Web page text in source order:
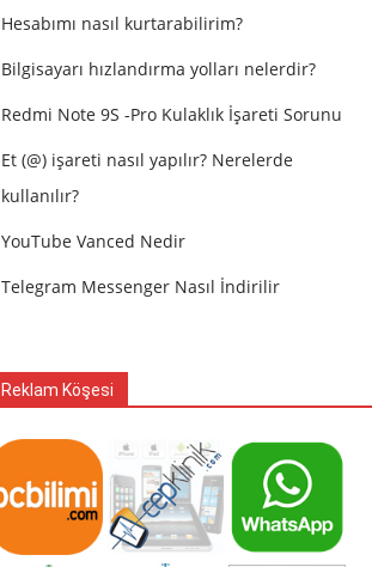
Hesabımı nasıl kurtarabilirim?
Bilgisayarı hızlandırma yolları nelerdir?
Redmi Note 9S -Pro Kulaklık İşareti Sorunu
Et (@) işareti nasıl yapılır? Nerelerde
kullanılır?
YouTube Vanced Nedir
Telegram Messenger Nasıl İndirilir
Reklam Köşesi